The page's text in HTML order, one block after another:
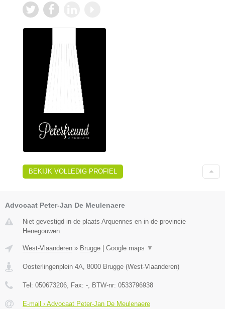
BEKIJK VOLLEDIG PROFIEL
Advocaat Peter-Jan De Meulenaere
Niet gevestigd in de plaats Arquennes en in de provincie
Henegouwen.
West-Vlaanderen » Brugge Google maps ▼
Oosterlingenplein 4A, 8000 Brugge (West-Vlaanderen)
Tel: 050673206, Fax: -, BTW-nr: 0533796938
E-mail › Advocaat Peter-Jan De Meulenaere